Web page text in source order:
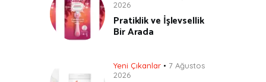
2026
Pratiklik ve İşlevsellik
Bir Arada
Yeni Çıkanlar
7 Ağustos
2026